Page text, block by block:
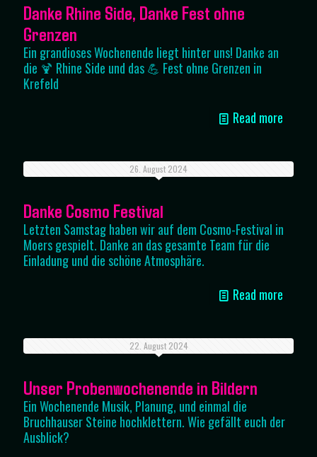
Danke Rhine Side, Danke Fest ohne
Grenzen
Ein grandioses Wochenende liegt hinter uns! Danke an
die 🍹 Rhine Side und das 💪 Fest ohne Grenzen in
Krefeld
Read more
26. August 2024
Danke Cosmo Festival
Letzten Samstag haben wir auf dem Cosmo-Festival in
Moers gespielt. Danke an das gesamte Team für die
Einladung und die schöne Atmosphäre.
Read more
22. August 2024
Unser Probenwochenende in Bildern
Ein Wochenende Musik, Planung, und einmal die
Bruchhauser Steine hochklettern. Wie gefällt euch der
Ausblick?